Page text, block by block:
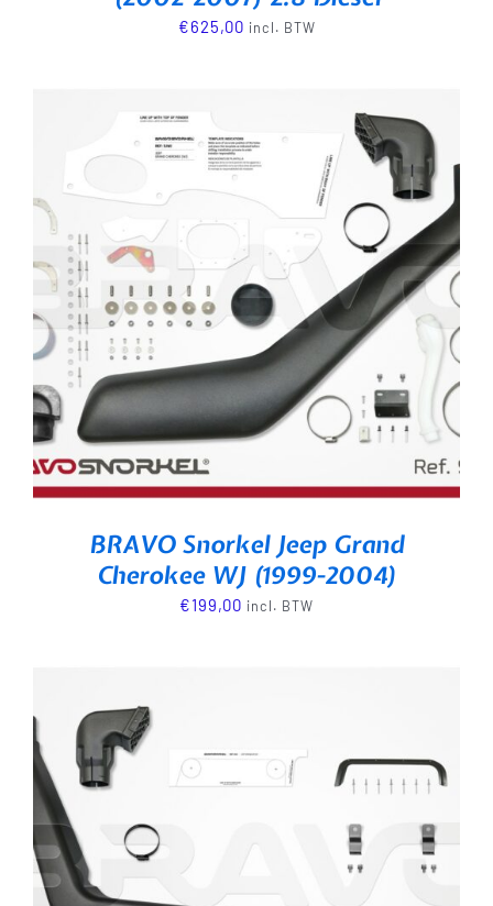
€625,00 incl. BTW
BRAVO Snorkel Jeep Grand
Cherokee WJ (1999-2004)
€199,00 incl. BTW